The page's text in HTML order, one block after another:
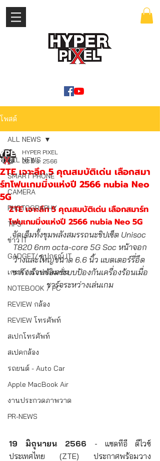
โพสต์
ALL NEWS
SMART PHONE
CAMERA
PHOTOGRAPHY
TIPS
ข่าว IT
GADGET/ อุปกรณ์ IT
เกมส์ / แอปพลิเคชั่น
NOTEBOOK / PC
REVIEW กล้อง
REVIEW โทรศัพท์
สเปกโทรศัพท์
สเปคกล้อง
รถยนต์ - Auto Car
Apple MacBook Air
งานประกวดภาพวาด
PR-NEWS
ALL NEWS
ZTE เจาะลึก 5 คุณสมบัติเด่น เลือกสมา
ร์ทโฟนเกมมิ่งแห่งปี 2566 nubia Neo
5G
HYPER PIXEL
22 มิ.ย. 2566
ZTE เจาะลึก 5 คุณสมบัติเด่น เลือกสมาร์ท
โฟนเกมมิ่งแห่งปี 2566 nubia Neo 5G
จัดเต็มทั้งขุมพลังสมรรถนะชิปเซ็ต Unisoc
T820 6nm octa-core 5G Soc หน้าจอก
ว้างและใหญ่ขนาด 6.6 นิ้ว แบตเตอร์รี่อึด
ชาร์จเร็วพร้อมระบบป้องกันเครื่องร้อนเมื่อ
ชาร์จระหว่างเล่นเกม
19 มิถุนายน 2566 - แซดทีอี ดีไวซ์
ประเทศไทย (ZTE) ประกาศพร้อมวาง